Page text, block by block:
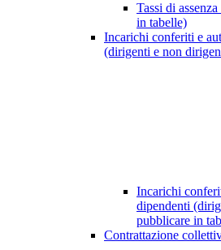
Tassi di
in tabelle)
Incarichi conferiti e
(dirigenti e non
Incarichi
dipendenti
pubblicare in
Contrattazione